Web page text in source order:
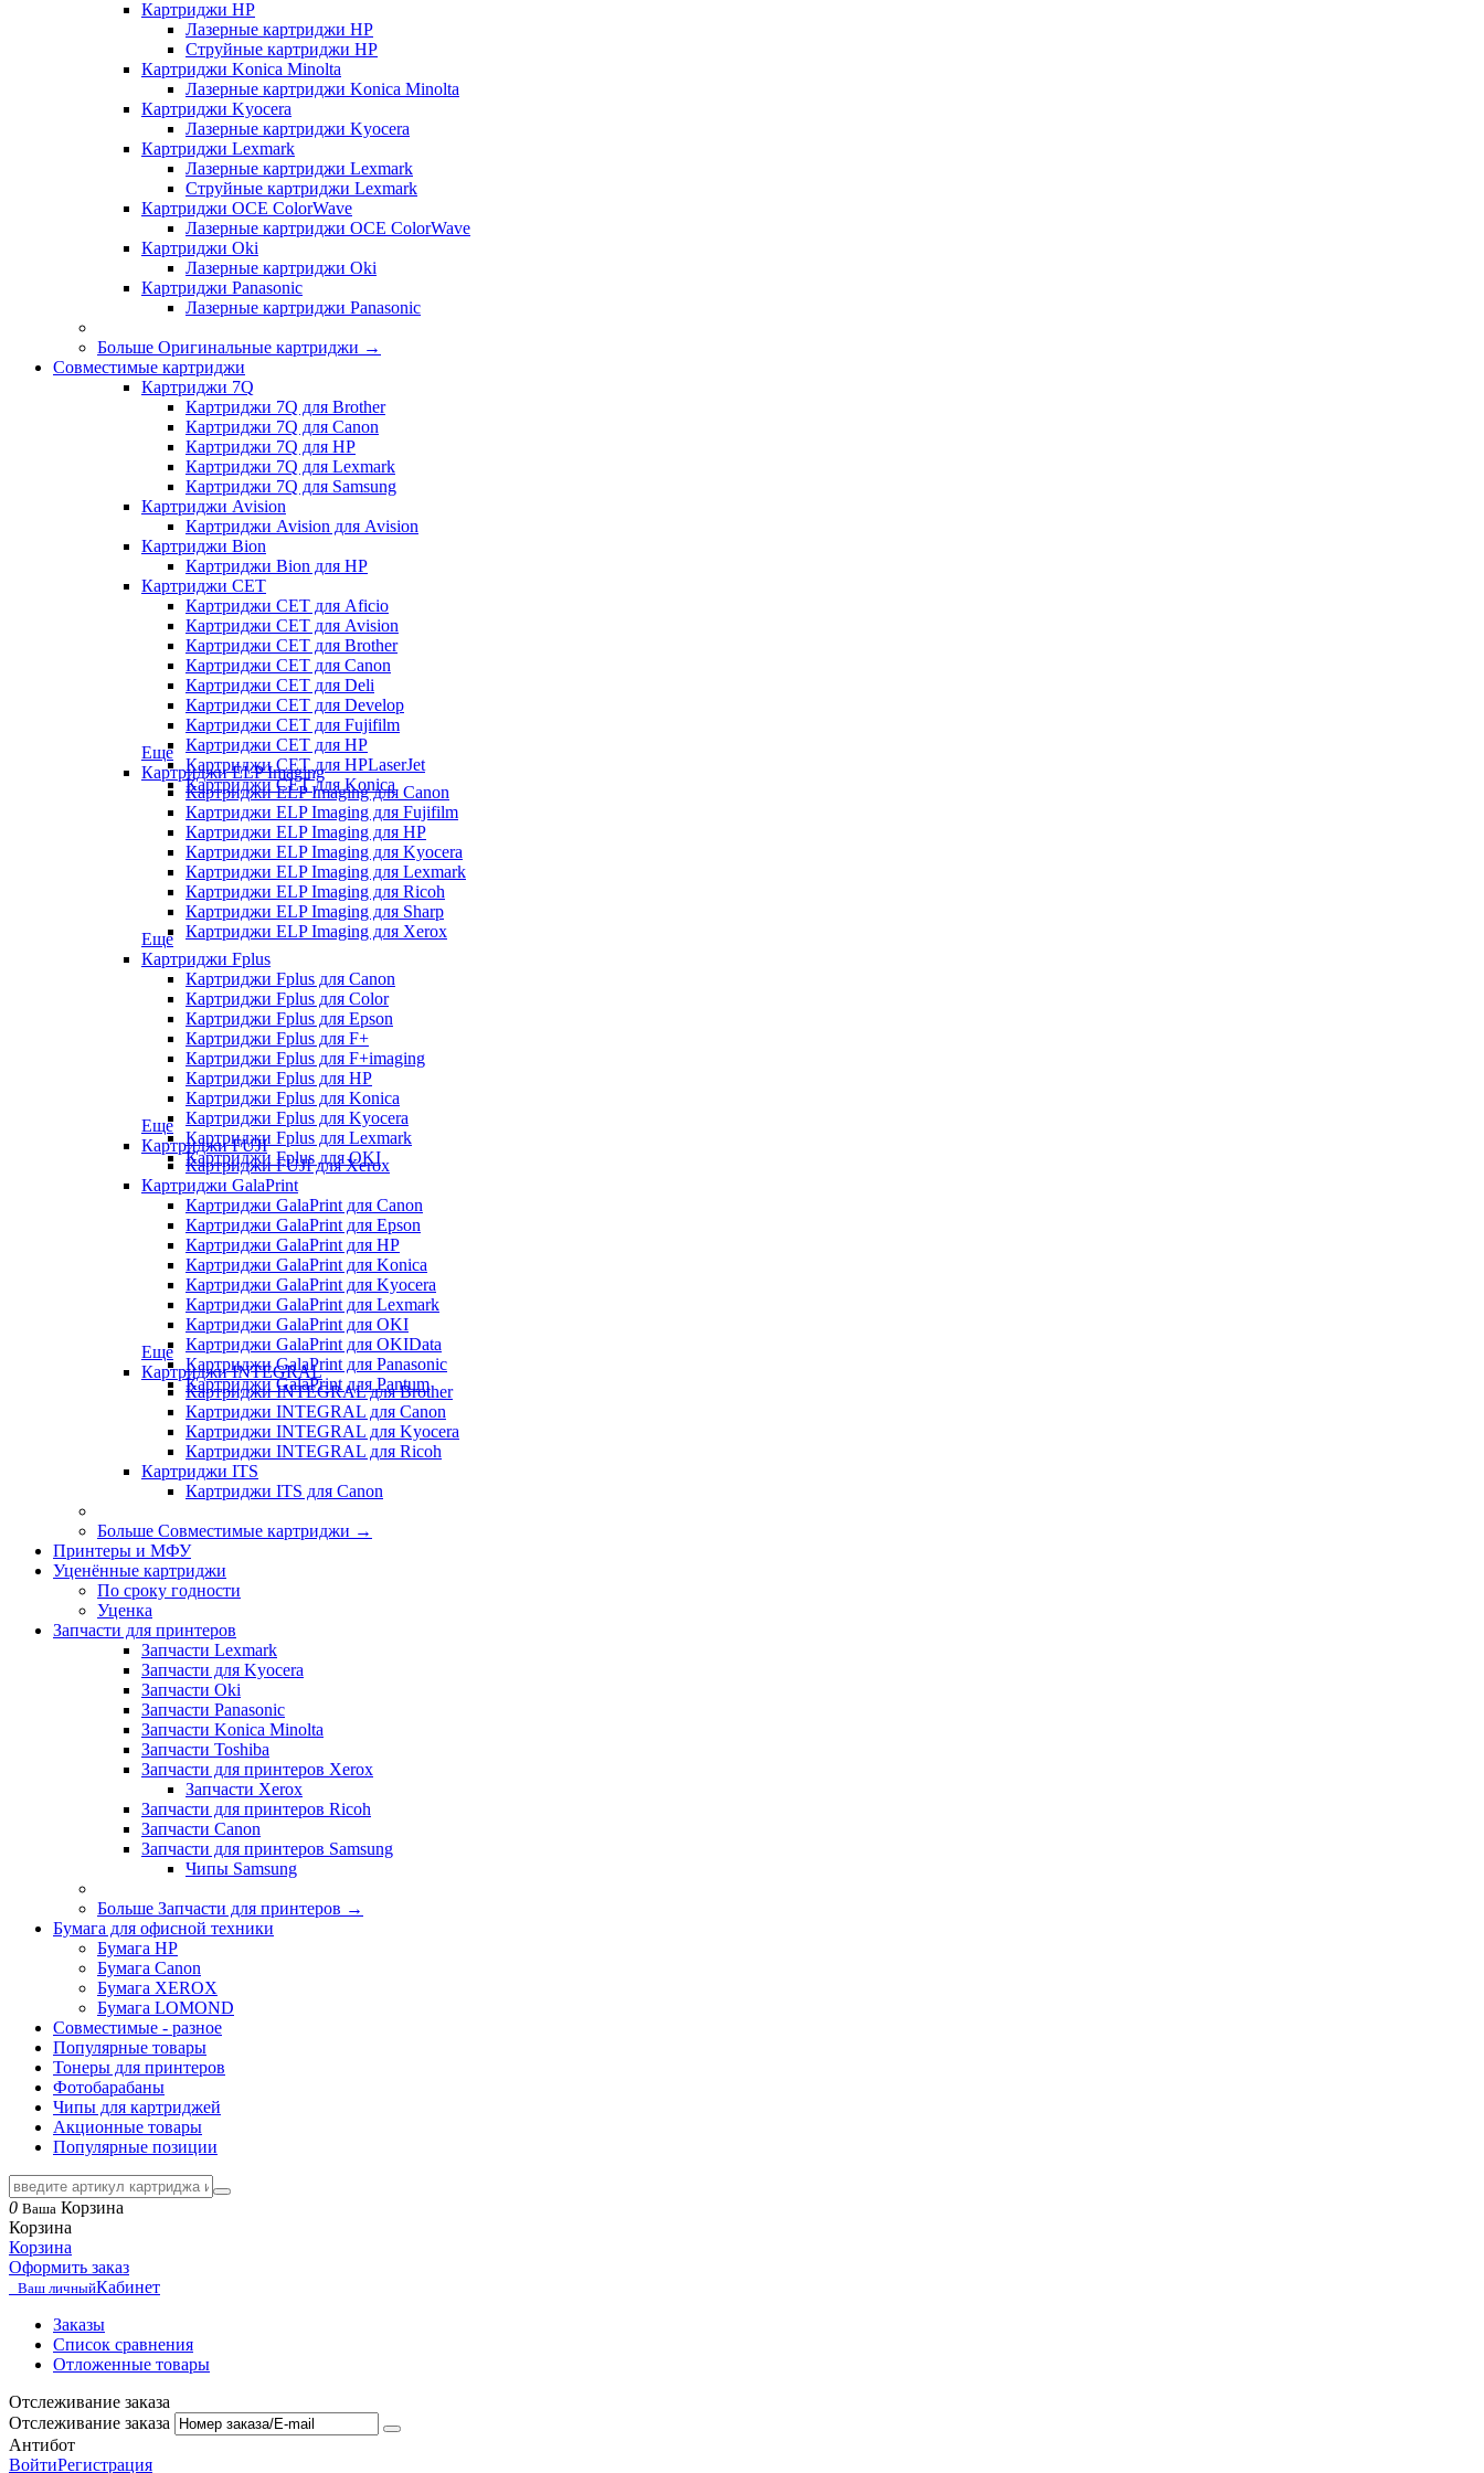
Картриджи HP
Лазерные картриджи HP
Струйные картриджи HP
Картриджи Konica Minolta
Лазерные картриджи Konica Minolta
Картриджи Kyocera
Лазерные картриджи Kyocera
Картриджи Lexmark
Лазерные картриджи Lexmark
Струйные картриджи Lexmark
Картриджи OCE ColorWave
Лазерные картриджи OCE ColorWave
Картриджи Oki
Лазерные картриджи Oki
Картриджи Panasonic
Лазерные картриджи Panasonic
Больше Оригинальные картриджи →
Совместимые картриджи
Картриджи 7Q
Картриджи 7Q для Brother
Картриджи 7Q для Canon
Картриджи 7Q для HP
Картриджи 7Q для Lexmark
Картриджи 7Q для Samsung
Картриджи Avision
Картриджи Avision для Avision
Картриджи Bion
Картриджи Bion для HP
Картриджи CET
Картриджи CET для Aficio
Картриджи CET для Avision
Картриджи CET для Brother
Картриджи CET для Canon
Картриджи CET для Deli
Картриджи CET для Develop
Картриджи CET для Fujifilm
Картриджи CET для HP
Картриджи CET для HPLaserJet
Картриджи CET для Konica
Еще
Картриджи ELP Imaging
Картриджи ELP Imaging для Canon
Картриджи ELP Imaging для Fujifilm
Картриджи ELP Imaging для HP
Картриджи ELP Imaging для Kyocera
Картриджи ELP Imaging для Lexmark
Картриджи ELP Imaging для Ricoh
Картриджи ELP Imaging для Sharp
Картриджи ELP Imaging для Xerox
Еще
Картриджи Fplus
Картриджи Fplus для Canon
Картриджи Fplus для Color
Картриджи Fplus для Epson
Картриджи Fplus для F+
Картриджи Fplus для F+imaging
Картриджи Fplus для HP
Картриджи Fplus для Konica
Картриджи Fplus для Kyocera
Картриджи Fplus для Lexmark
Картриджи Fplus для OKI
Еще
Картриджи FUJI
Картриджи FUJI для Xerox
Картриджи GalaPrint
Картриджи GalaPrint для Canon
Картриджи GalaPrint для Epson
Картриджи GalaPrint для HP
Картриджи GalaPrint для Konica
Картриджи GalaPrint для Kyocera
Картриджи GalaPrint для Lexmark
Картриджи GalaPrint для OKI
Картриджи GalaPrint для OKIData
Картриджи GalaPrint для Panasonic
Картриджи GalaPrint для Pantum
Еще
Картриджи INTEGRAL
Картриджи INTEGRAL для Brother
Картриджи INTEGRAL для Canon
Картриджи INTEGRAL для Kyocera
Картриджи INTEGRAL для Ricoh
Картриджи ITS
Картриджи ITS для Canon
Больше Совместимые картриджи →
Принтеры и МФУ
Уценённые картриджи
По сроку годности
Уценка
Запчасти для принтеров
Запчасти Lexmark
Запчасти для Kyocera
Запчасти Oki
Запчасти Panasonic
Запчасти Koniсa Minolta
Запчасти Toshiba
Запчасти для принтеров Xerox
Запчасти Xerox
Запчасти для принтеров Ricoh
Запчасти Canon
Запчасти для принтеров Samsung
Чипы Samsung
Больше Запчасти для принтеров →
Бумага для офисной техники
Бумага HP
Бумага Canon
Бумага XEROX
Бумага LOMOND
Совместимые - разное
Популярные товары
Тонеры для принтеров
Фотобарабаны
Чипы для картриджей
Акционные товары
Популярные позиции
0 Ваша Корзина
Корзина
Корзина
Оформить заказ
Ваш личныйКабинет
Заказы
Список сравнения
Отложенные товары
Отслеживание заказа
Отслеживание заказа
Антибот
ВойтиРегистрация